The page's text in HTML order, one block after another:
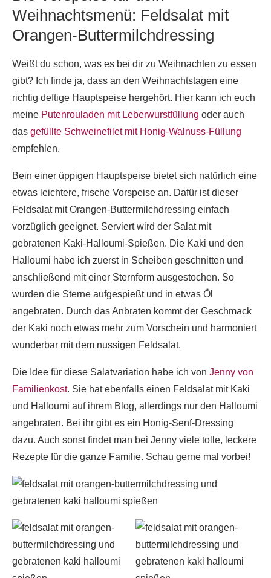
Weihnachtsmenü: Feldsalat mit
Orangen-Buttermilchdressing
Weißt du schon, was es bei dir zu Weihnachten zu essen
gibt? Ich finde ja, dass an den Weihnachtstagen eine
richtig deftige Hauptspeise hergehört. Hier kann ich euch
meine Putenrouladen mit Leberwurstfüllung oder auch
das gefüllte Schweinefilet mit Honig-Walnuss-Füllung
empfehlen.
Bein einer üppigen Hauptspeise bietet sich natürlich eine
etwas leichtere, frische Vorspeise an. Dafür ist dieser
Feldsalat mit Orangen-Buttermilchdressing einfach
vorzüglich geeignet. Serviert wird der Salat mit
gebratenen Kaki-Halloumi-Spießen. Die Kaki und den
Halloumi habe ich zuerst in Scheiben geschnitten und
anschließend mit einer Sternform ausgestochen. So
wurden die Sterne aufgespießt und in etwas Öl
angebraten. Durch das Anbraten kommt der Geschmack
der Kaki noch etwas mehr zum Vorschein und harmoniert
wunderbar mit dem nussigen Feldsalat.
Die Idee für diese Salatvariation habe ich von Jenny von
Familienkost. Sie hat ebenfalls einen Feldsalat mit Kaki
und Halloumi auf ihrem Blog, allerdings nur den Halloumi
angebraten. Bei ihr gibt es ein Honig-Senf-Dressing
dazu. Auch sonst findet man bei Jenny viele tolle, leckere
Rezepte für die ganze Familie. Schau gerne mal vorbei!